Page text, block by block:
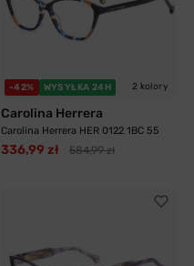
-42% WYSYŁKA 24H 2 kolory
Carolina Herrera
Carolina Herrera HER 0122 1BC 55
336,99 zł 584,99 zł